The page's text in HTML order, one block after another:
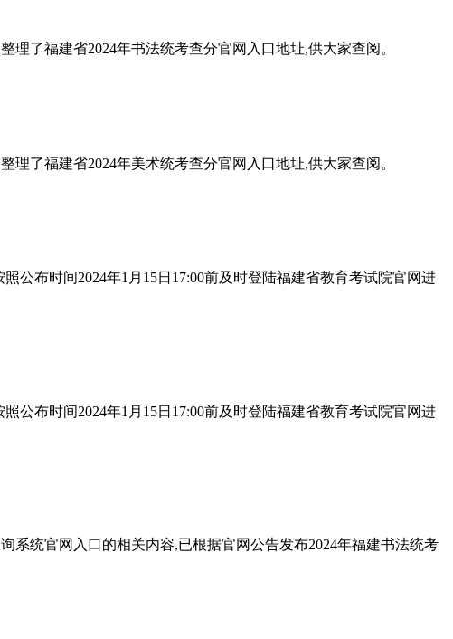
了福建省2024年书法统考查分官网入口地址,供大家查阅。
了福建省2024年美术统考查分官网入口地址,供大家查阅。
公布时间2024年1月15日17:00前及时登陆福建省教育考试院官网进
公布时间2024年1月15日17:00前及时登陆福建省教育考试院官网进
系统官网入口的相关内容,已根据官网公告发布2024年福建书法统考